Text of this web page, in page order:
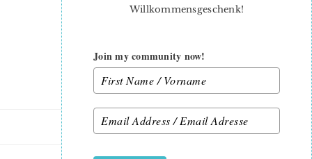
Willkommensgeschenk!
Join my community now!